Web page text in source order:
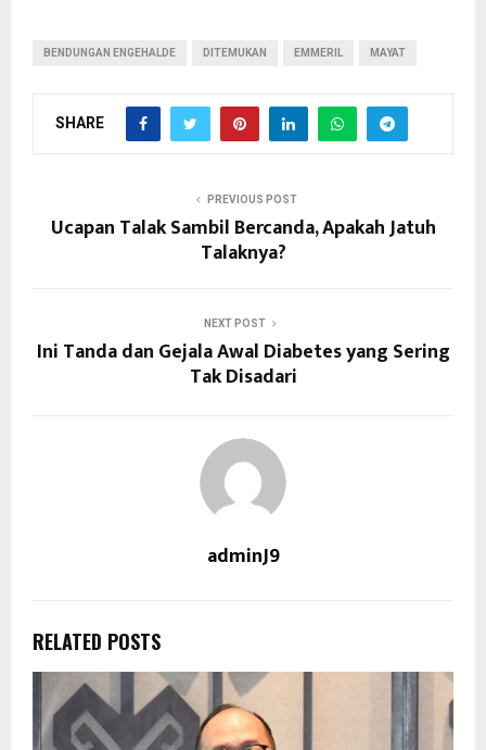
BENDUNGAN ENGEHALDE DITEMUKAN EMMERIL MAYAT
SHARE
PREVIOUS POST
Ucapan Talak Sambil Bercanda, Apakah Jatuh
Talaknya?
NEXT POST
Ini Tanda dan Gejala Awal Diabetes yang Sering
Tak Disadari
adminJ9
RELATED POSTS